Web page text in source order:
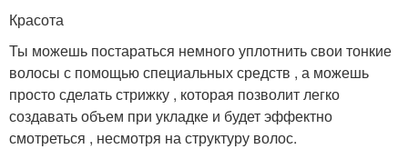
Красота
Ты можешь постараться немного уплотнить свои тонкие
волосы с помощью специальных средств , а можешь
просто сделать стрижку , которая позволит легко
создавать объем при укладке и будет эффектно
смотреться , несмотря на структуру волос.